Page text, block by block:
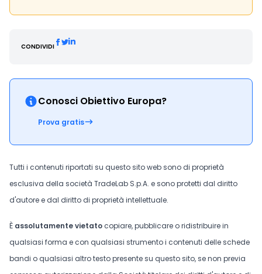
CONDIVIDI
Conosci Obiettivo Europa?
Prova gratis
Tutti i contenuti riportati su questo sito web sono di proprietà
esclusiva della società TradeLab S.p.A. e sono protetti dal diritto
d'autore e dal diritto di proprietà intellettuale.
È assolutamente vietato copiare, pubblicare o ridistribuire in
qualsiasi forma e con qualsiasi strumento i contenuti delle schede
bandi o qualsiasi altro testo presente su questo sito, se non previa